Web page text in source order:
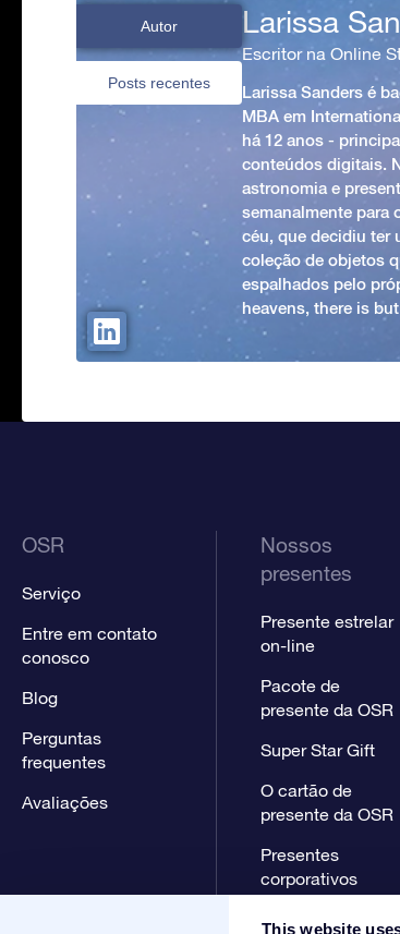
This website
Autor
Posts recentes
Larissa
Escritor na Online
Larissa Sanders é
MBA em
há 12 anos -
conteúdos digitais.
astronomia e
semanalmente para
céu, que decidiu ter
coleção de objetos
espalhados pelo
heavens, there is
OSR
Serviço
Entre em contato
conosco
Blog
Perguntas
frequentes
Avaliações
Nossos
presentes
Presente estrelar
on-line
Pacote de
presente da OSR
Super Star Gift
O cartão de
presente da OSR
Presentes
corporativos